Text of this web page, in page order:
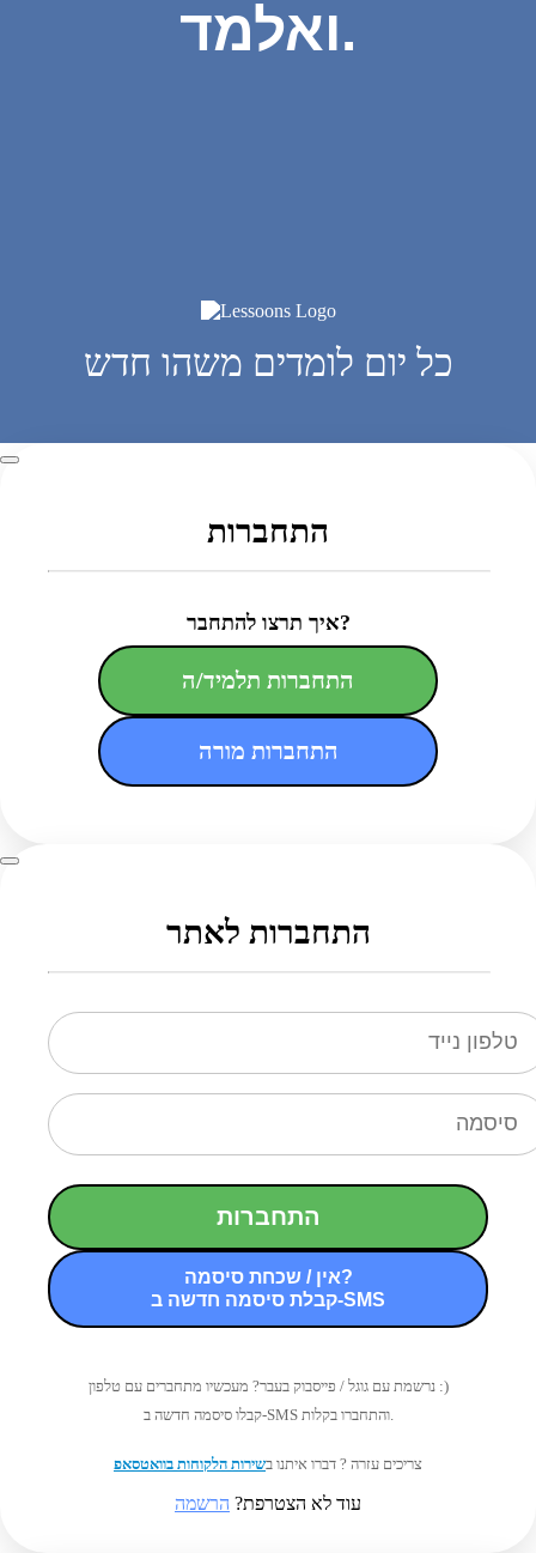
ואלמד.
כל יום לומדים משהו חדש
התחברות
איך תרצו להתחבר?
התחברות תלמיד/ה
התחברות מורה
התחברות לאתר
התחברות
אין / שכחת סיסמה?
קבלת סיסמה חדשה ב-SMS
נרשמת עם גוגל / פייסבוק בעבר? מעכשיו מתחברים עם טלפון :)
קבלו סיסמה חדשה ב-SMS והתחברו בקלות.
צריכים עזרה ? דברו איתנו בשירות הלקוחות בוואטסאפ
עוד לא הצטרפת? הרשמה